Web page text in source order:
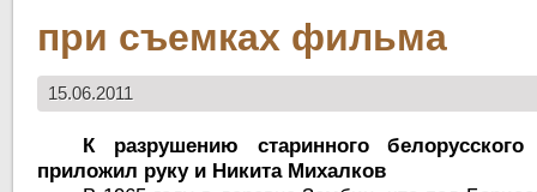
при съемках фильма
15.06.2011
К разрушению старинного
приложил руку и Никита Михалков